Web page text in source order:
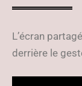
L’écran
derrière le